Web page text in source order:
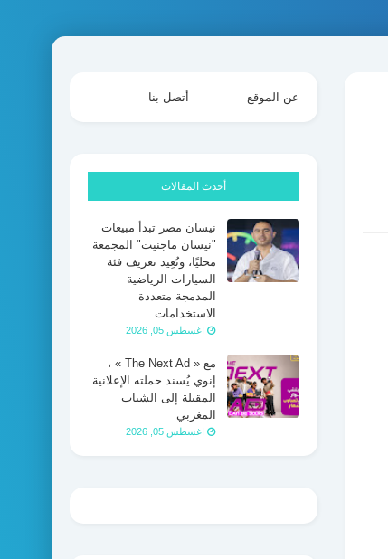
عن الموقع أتصل بنا
أحدث المقالات
نيسان مصر تبدأ مبيعات
"نيسان ماجنيت" المجمعة
محليًا، وتُعِيد تعريف فئة
السيارات الرياضية
المدمجة متعددة
الاستخدامات
اغسطس 05, 2026
مع « The Next Ad » ،
إنوي يُسند حملته الإعلانية
المقبلة إلى الشباب
المغربي
اغسطس 05, 2026